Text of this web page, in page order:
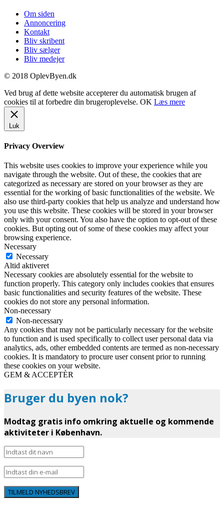
Om siden
Annoncering
Kontakt
Bliv skribent
Bliv sælger
Bliv medejer
© 2018 OplevByen.dk
Ved brug af dette website accepterer du automatisk brugen af
cookies til at forbedre din brugeroplevelse. OK Læs mere
Luk
Privacy Overview
This website uses cookies to improve your experience while you
navigate through the website. Out of these, the cookies that are
categorized as necessary are stored on your browser as they are
essential for the working of basic functionalities of the website. We
also use third-party cookies that help us analyze and understand how
you use this website. These cookies will be stored in your browser
only with your consent. You also have the option to opt-out of these
cookies. But opting out of some of these cookies may affect your
browsing experience.
Necessary
Necessary
Altid aktiveret
Necessary cookies are absolutely essential for the website to
function properly. This category only includes cookies that ensures
basic functionalities and security features of the website. These
cookies do not store any personal information.
Non-necessary
Non-necessary
Any cookies that may not be particularly necessary for the website
to function and is used specifically to collect user personal data via
analytics, ads, other embedded contents are termed as non-necessary
cookies. It is mandatory to procure user consent prior to running
these cookies on your website.
GEM & ACCEPTÈR
Bruger du byen nok?
Modtag gratis info omkring aktuelle og kommende
aktiviteter i København.
TILMELD NYHEDSBREV